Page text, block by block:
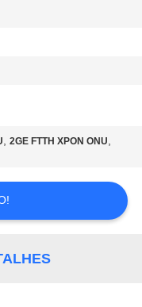
,2GE FTTH XPON ONU,